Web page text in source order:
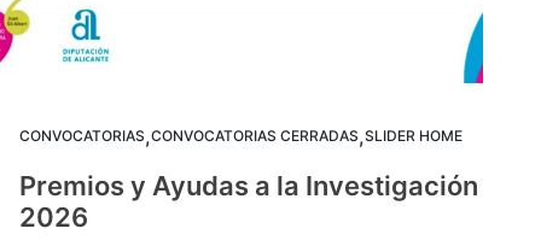
CONVOCATORIAS,CONVOCATORIAS CERRADAS,SLIDER HOME
Premios y Ayudas a la Investigación
2026